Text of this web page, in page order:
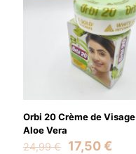
Orbi 20 Crème de Visage
Aloe Vera
24,99€
Original
17,50€